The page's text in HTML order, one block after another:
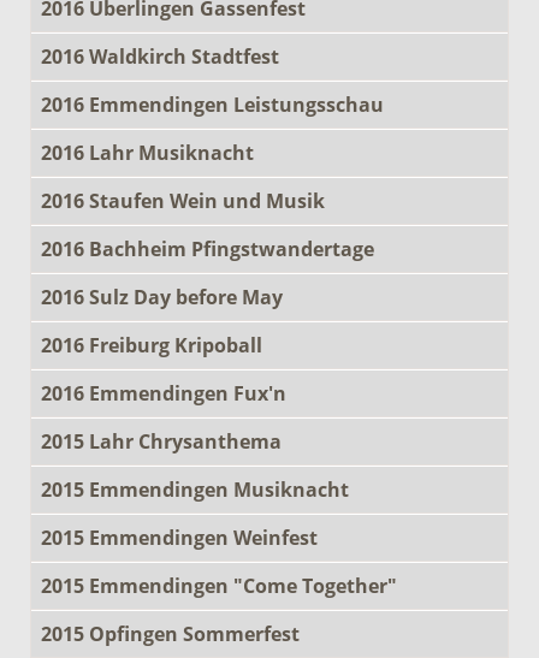
2016 Überlingen Gassenfest
2016 Waldkirch Stadtfest
2016 Emmendingen Leistungsschau
2016 Lahr Musiknacht
2016 Staufen Wein und Musik
2016 Bachheim Pfingstwandertage
2016 Sulz Day before May
2016 Freiburg Kripoball
2016 Emmendingen Fux'n
2015 Lahr Chrysanthema
2015 Emmendingen Musiknacht
2015 Emmendingen Weinfest
2015 Emmendingen "Come Together"
2015 Opfingen Sommerfest